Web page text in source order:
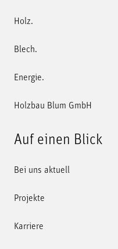
Holz.
Blech.
Energie.
Holzbau Blum GmbH
Auf einen Blick
Bei uns aktuell
Projekte
Karriere